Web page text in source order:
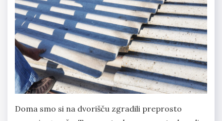
Doma smo si na dvorišču zgradili preprosto